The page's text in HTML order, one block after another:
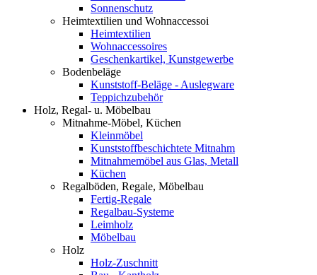
Sonnenschutz
Heimtextilien und Wohnaccessoi
Heimtextilien
Wohnaccessoires
Geschenkartikel, Kunstgewerbe
Bodenbeläge
Kunststoff-Beläge - Auslegware
Teppichzubehör
Holz, Regal- u. Möbelbau
Mitnahme-Möbel, Küchen
Kleinmöbel
Kunststoffbeschichtete Mitnahm
Mitnahmemöbel aus Glas, Metall
Küchen
Regalböden, Regale, Möbelbau
Fertig-Regale
Regalbau-Systeme
Leimholz
Möbelbau
Holz
Holz-Zuschnitt